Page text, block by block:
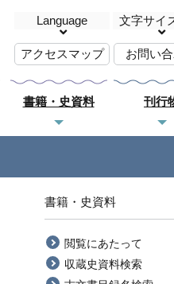
Language 文字サイ
アクセスマップ お問い
書籍・史資料 刊行
書籍・史資料
閲覧にあたって
収蔵史資料検索